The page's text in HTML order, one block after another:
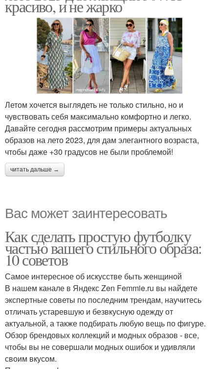
красиво, и не жарко
Летом хочется выглядеть не только стильно, но и
чувствовать себя максимально комфортно и легко.
Давайте сегодня рассмотрим примеры актуальных
образов на лето 2023, для дам элегантного возраста,
чтобы даже +30 градусов не были проблемой!
читать дальше →
Вас может заинтересовать
Как сделать простую футболку
частью вашего стильного образа:
10 советов
Самое интересное об искусстве быть женщиной
В нашем канале в Яндекс Zen Femmie.ru вы найдете
экспертные советы по последним трендам, научитесь
отличать устаревшую и безвкусную одежду от
актуальной, а также подбирать любую вещь по фигуре.
Обзор брендовых коллекций и модных образов - все,
чтобы вы не совершали модных ошибок и удивляли
своим вкусом.